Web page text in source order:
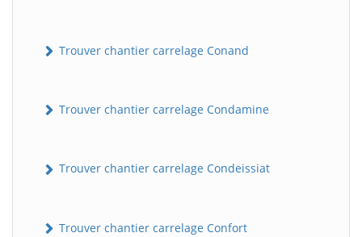
Trouver chantier carrelage Conand
Trouver chantier carrelage Condamine
Trouver chantier carrelage Condeissiat
Trouver chantier carrelage Confort